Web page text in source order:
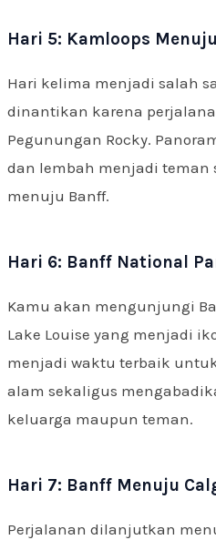
Hari 5: Kamloops
Hari kelima menjadi salah
dinantikan karena
Pegunungan Rocky.
dan lembah menjadi teman
menuju Banff.
Hari 6: Banff National
Kamu akan mengunjungi
Lake Louise yang menjadi
menjadi waktu terbaik
alam sekaligus
keluarga maupun teman.
Hari 7: Banff Menuju
Perjalanan dilanjutkan